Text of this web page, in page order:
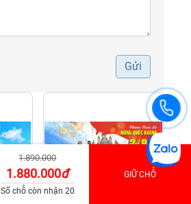
Gửi
1.890.000
1.880.000đ
Số chỗ còn nhận 20
GIỮ CHỖ